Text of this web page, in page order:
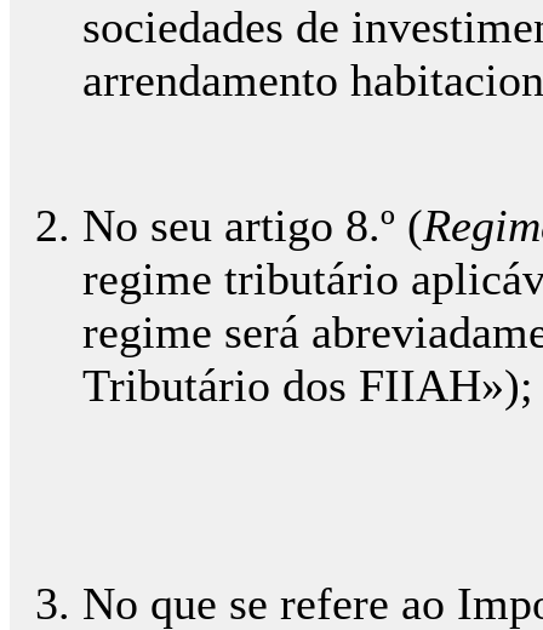
sociedades de
arrendamento
No seu artigo 8.º (
regime tributário
regime será
Tributário dos FIIAH»);
No que se refere ao